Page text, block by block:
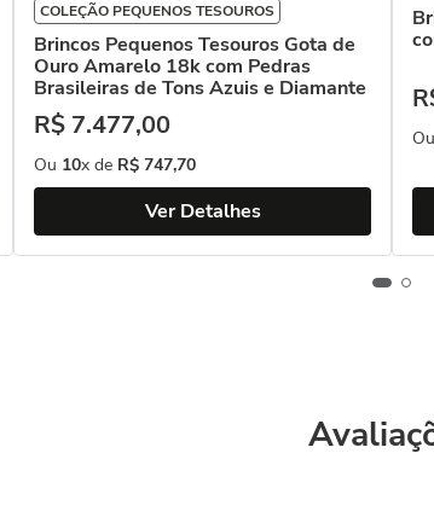
COLEÇÃO PEQUENOS TESOUROS
Brincos Pequenos Tesouros Gota de
Ouro Amarelo 18k com Pedras
Brasileiras de Tons Azuis e Diamante
R$ 7.477,00
Ou 10x de R$ 747,70
Ver Detalhes
Ou